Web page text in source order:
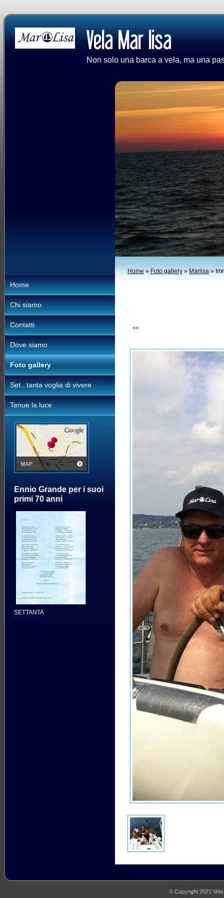
Non solo una barca a vela, ma una
Home»Foto gallery»Marlisa»
<<
Home
Chi siamo
Contatti
Dove siamo
Foto gallery
Set...tanta voglia di vivere
Tenue la luce
Ennio Grande per i suoi
primi 70 anni
SETTANTA
© Copyright 2021